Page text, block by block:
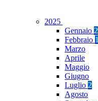
2025
Gennaio 2
Febbraio 1
Marzo
Aprile
Maggio
Giugno
Luglio 2
Agosto